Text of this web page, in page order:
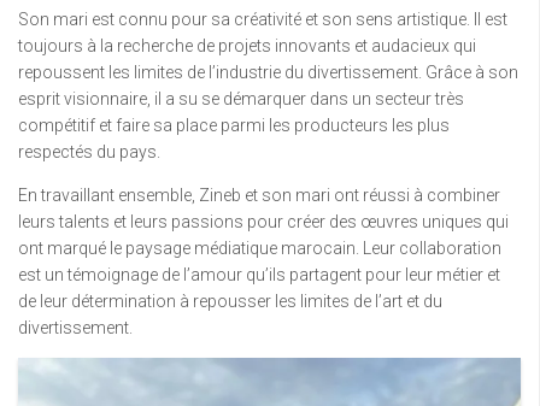
Son mari est connu pour sa créativité et son sens artistique. Il est
toujours à la recherche de projets innovants et audacieux qui
repoussent les limites de l’industrie du divertissement. Grâce à son
esprit visionnaire, il a su se démarquer dans un secteur très
compétitif et faire sa place parmi les producteurs les plus
respectés du pays.
En travaillant ensemble, Zineb et son mari ont réussi à combiner
leurs talents et leurs passions pour créer des œuvres uniques qui
ont marqué le paysage médiatique marocain. Leur collaboration
est un témoignage de l’amour qu’ils partagent pour leur métier et
de leur détermination à repousser les limites de l’art et du
divertissement.